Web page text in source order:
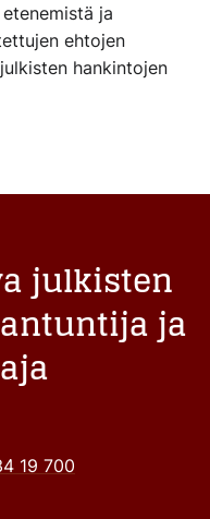
ja
ehtojen
hankintojen
julkisten
ja
19 700